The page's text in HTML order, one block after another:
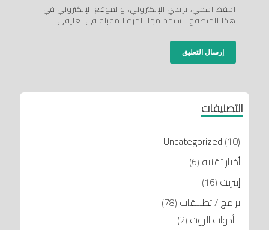
احفظ اسمي، بريدي الإلكتروني، والموقع الإلكتروني في
هذا المتصفح لاستخدامها المرة المقبلة في تعليقي.
التصنيفات
Uncategorized (10)
أخبار تقنية (6)
إنترنت (16)
برامج / تطبيقات (78)
أدوات الروت (2)